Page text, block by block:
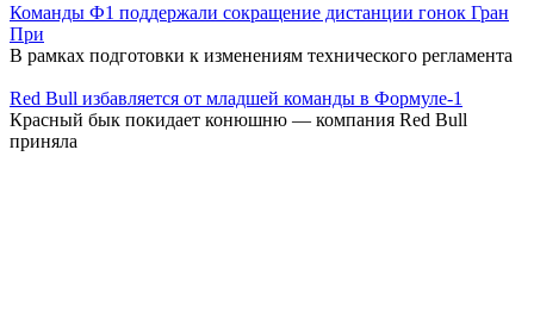
Команды Ф1 поддержали сокращение дистанции гонок Гран
При
В рамках подготовки к изменениям технического регламента
Red Bull избавляется от младшей команды в Формуле-1
Красный бык покидает конюшню — компания Red Bull
приняла